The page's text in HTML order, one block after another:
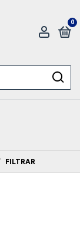
0
FILTRAR